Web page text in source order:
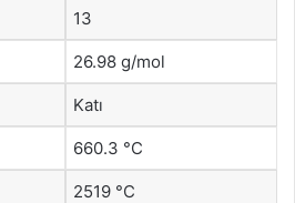
13
26.98 g/mol
Katı
660.3 °C
2519 °C